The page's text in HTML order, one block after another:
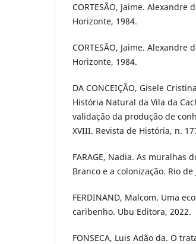
CORTESÃO, Jaime.
Horizonte, 1984.
CORTESÃO, Jaime.
Horizonte, 1984.
DA CONCEIÇÃO, Gisele
História Natural da Vila da
validação da produção de
XVIII. Revista de História, n.
FARAGE, Nadia. As muralhas
Branco e a colonização. Rio
FERDINAND, Malcom. Uma
caribenho. Ubu Editora, 2022.
FONSECA, Luis Adão da. O